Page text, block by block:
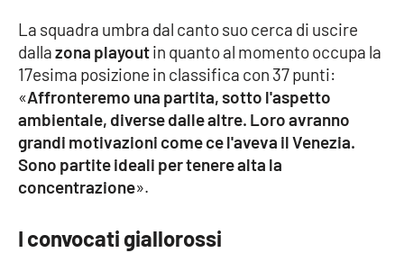
Lamezia Terme
PROGETTI
SPECIALI
Buona Sanità Calabria
LA
Destinazioni
La squadra umbra dal canto suo cerca di uscire
dallazona playoutin quanto al momento occupa la
17esima posizione in classifica con 37 punti:
«Affronteremo una partita, sotto l'aspetto
ambientale, diverse dalle altre. Loro avranno
grandi motivazioni come ce l'aveva il Venezia.
Sono partite ideali per tenere alta la
concentrazione».
I convocati giallorossi